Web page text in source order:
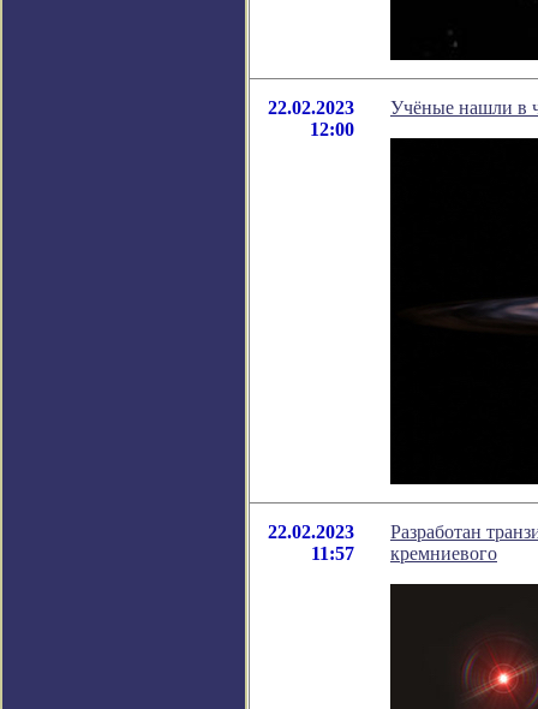
22.02.2023
12:00
Учёные нашли в
22.02.2023
11:57
Разработан
кремниевого